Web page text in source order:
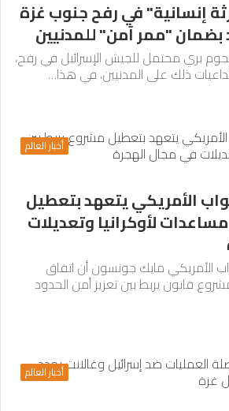
إنسانية" في رفح جنوب غزة
بضمان "ممر آمن" للمدنيين
بري محتمل للجيش الإسرائيل في رفح،
ذلك على المدنيين، في هذا…
أخبار العالم
الأمريكي يتعهد بتعطيل
لأوكرانيا وتعديلات
الأمريكي مايك جونسون أن اتفاق
قانون يربط بين تعزيز أمن الحدود
أخبار العالم